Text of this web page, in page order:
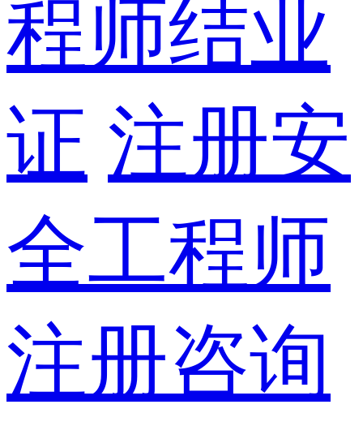
程师结业
证 注册安
全工程师
注册咨询